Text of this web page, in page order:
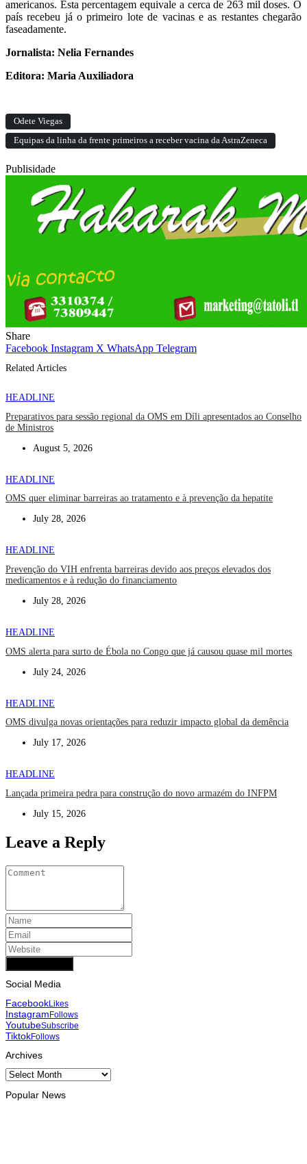
americanos. Esta percentagem equivale a cerca de 263 mil doses. O
país recebeu já o primeiro lote de vacinas e as restantes chegarão
faseadamente.
Jornalista: Nelia Fernandes
Editora: Maria Auxiliadora
Odete Viegas
Equipas da linha da frente primeiros a receber vacina da AstraZeneca
Publisidade
Share
Facebook Instagram X WhatsApp Telegram
Related Articles
HEADLINE
Preparativos para sessão regional da OMS em Díli apresentados ao Conselho
de Ministros
August 5, 2026
HEADLINE
OMS quer eliminar barreiras ao tratamento e à prevenção da hepatite
July 28, 2026
HEADLINE
Prevenção do VIH enfrenta barreiras devido aos preços elevados dos
medicamentos e à redução do financiamento
July 28, 2026
HEADLINE
OMS alerta para surto de Ébola no Congo que já causou quase mil mortes
July 24, 2026
HEADLINE
OMS divulga novas orientações para reduzir impacto global da demência
July 17, 2026
HEADLINE
Lançada primeira pedra para construção do novo armazém do INFPM
July 15, 2026
Leave a Reply
Social Media
FacebookLikes
InstagramFollows
YoutubeSubscribe
TiktokFollows
Archives
Archives
Popular News